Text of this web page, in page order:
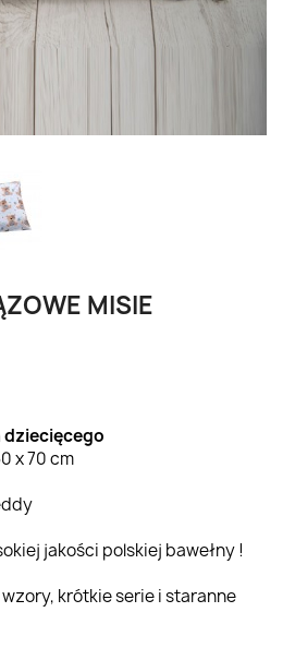
MISIE
dziecięcego
x 70 cm
jakości polskiej bawełny !
krótkie serie i staranne